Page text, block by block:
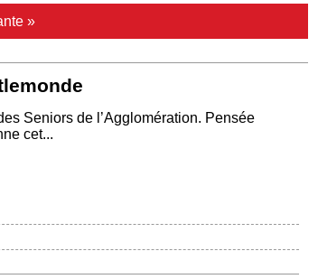
»
Seniors de l’Agglomération. Pensée
cet...